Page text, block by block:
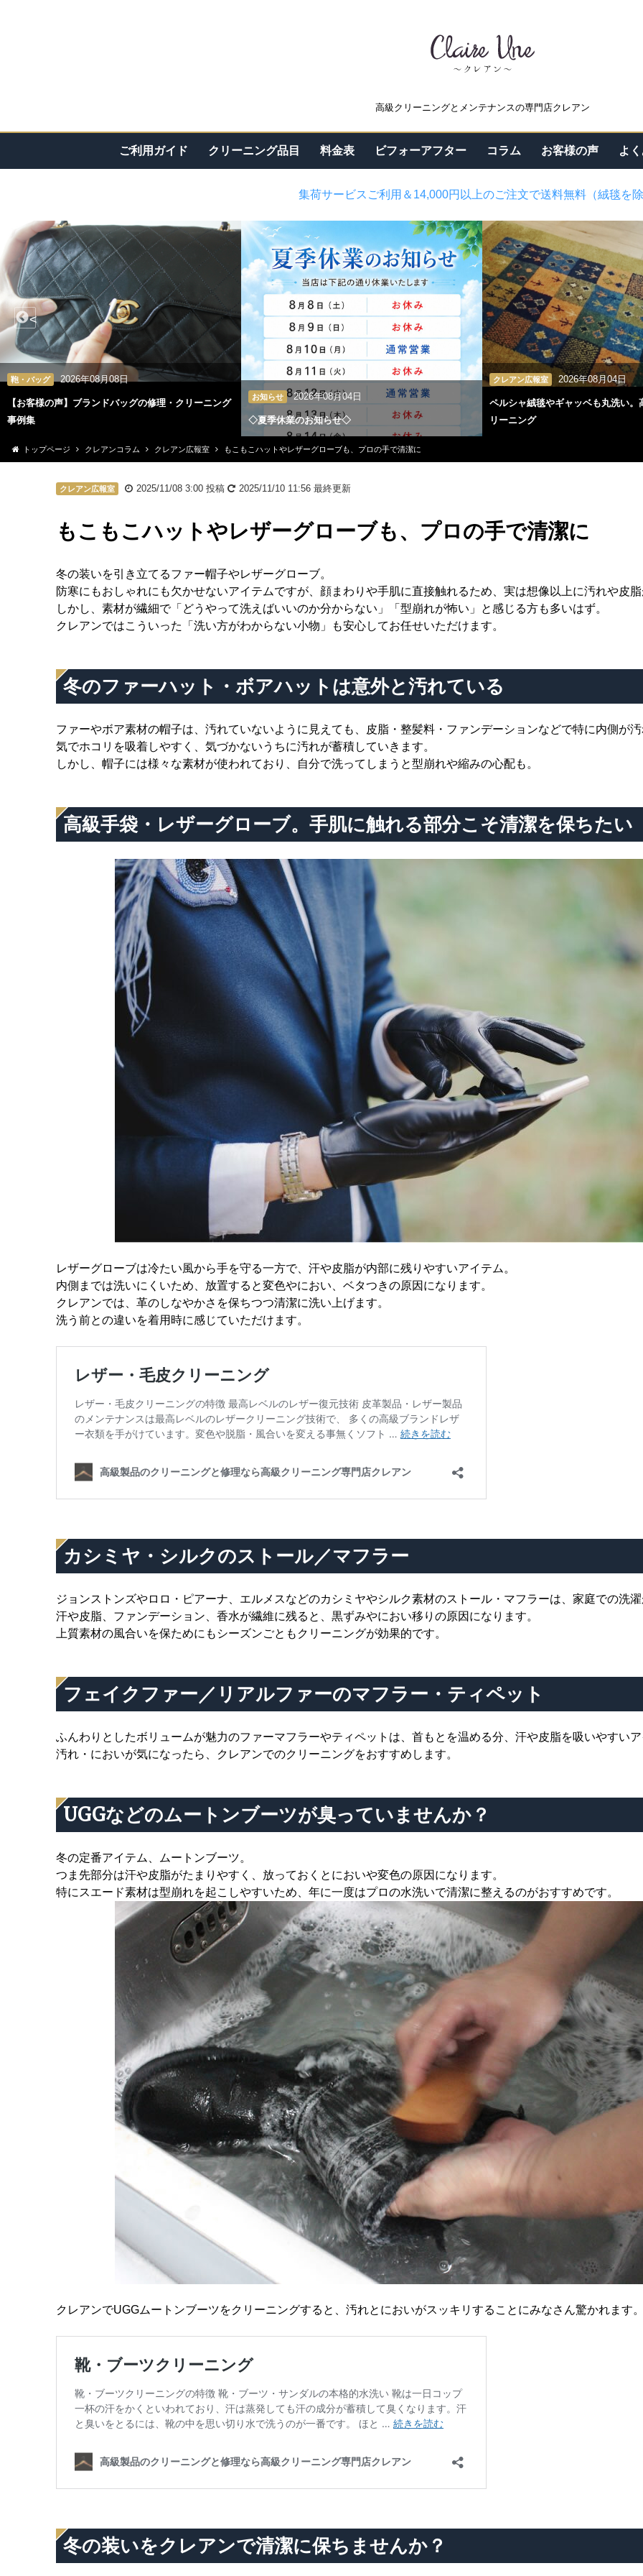
高級クリーニングとメンテナンスの専門店クレアン
ご利用ガイド クリーニング品目 料金表 ビフォーアフター コラム お客様の声 よ
集荷サービスご利用＆14,000円以上のご注文で送料無料（絨毯を
鞄・バッグ 2026年08月08日
【お客様の声】ブランドバッグの修理・クリーニング
事例集
お知らせ 2026年08月04日
◇夏季休業のお知らせ◇
クレアン広報室 2026年08月04日
ペルシャ絨毯やギャッベも丸洗い。
リーニング
<
トップページ クレアンコラム クレアン広報室 もこもこハットやレザーグローブも、プロの手で清潔に
クレアン広報室 2025/11/08 3:00投稿 2025/11/10 11:56最終更新
もこもこハットやレザーグローブも、プロの手で清潔に
冬の装いを引き立てるファー帽子やレザーグローブ。
防寒にもおしゃれにも欠かせないアイテムですが、顔まわりや手肌に直接触れるため、実は想像以上に汚れや皮
しかし、素材が繊細で「どうやって洗えばいいのか分からない」「型崩れが怖い」と感じる方も多いはず。
クレアンではこういった「洗い方がわからない小物」も安心してお任せいただけます。
冬のファーハット・ボアハットは意外と汚れている
ファーやボア素材の帽子は、汚れていないように見えても、皮脂・整髪料・ファンデーションなどで特に内側が
気でホコリを吸着しやすく、気づかないうちに汚れが蓄積していきます。
しかし、帽子には様々な素材が使われており、自分で洗ってしまうと型崩れや縮みの心配も。
高級手袋・レザーグローブ。手肌に触れる部分こそ清潔を保ちたい
レザーグローブは冷たい風から手を守る一方で、汗や皮脂が内部に残りやすいアイテム。
内側までは洗いにくいため、放置すると変色やにおい、ベタつきの原因になります。
クレアンでは、革のしなやかさを保ちつつ清潔に洗い上げます。
洗う前との違いを着用時に感じていただけます。
カシミヤ・シルクのストール／マフラー
ジョンストンズやロロ・ピアーナ、エルメスなどのカシミヤやシルク素材のストール・マフラーは、家庭での洗
汗や皮脂、ファンデーション、香水が繊維に残ると、黒ずみやにおい移りの原因になります。
上質素材の風合いを保ためにもシーズンごともクリーニングが効果的です。
フェイクファー／リアルファーのマフラー・ティペット
ふんわりとしたボリュームが魅力のファーマフラーやティペットは、首もとを温める分、汗や皮脂を吸いやすい
汚れ・においが気になったら、クレアンでのクリーニングをおすすめします。
UGGなどのムートンブーツが臭っていませんか？
冬の定番アイテム、ムートンブーツ。
つま先部分は汗や皮脂がたまりやすく、放っておくとにおいや変色の原因になります。
特にスエード素材は型崩れを起こしやすいため、年に一度はプロの水洗いで清潔に整えるのがおすすめです。
クレアンでUGGムートンブーツをクリーニングすると、汚れとにおいがスッキリすることにみなさん驚かれます
冬の装いをクレアンで清潔に保ちませんか？